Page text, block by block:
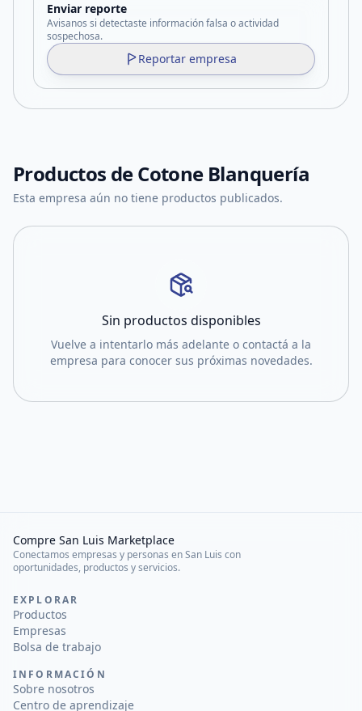
Enviar reporte
Avisanos si detectaste información falsa o actividad
sospechosa.
Reportar empresa
Productos deCotone Blanquería
Esta empresa aún no tiene productos publicados.
Sin productos disponibles
Vuelve a intentarlo más adelante o contactá a la
empresa para conocer sus próximas novedades.
Compre San Luis Marketplace
Conectamos empresas y personas en San Luis con
oportunidades, productos y servicios.
EXPLORAR
Productos
Empresas
Bolsa de trabajo
INFORMACIÓN
Sobre nosotros
Centro de aprendizaje